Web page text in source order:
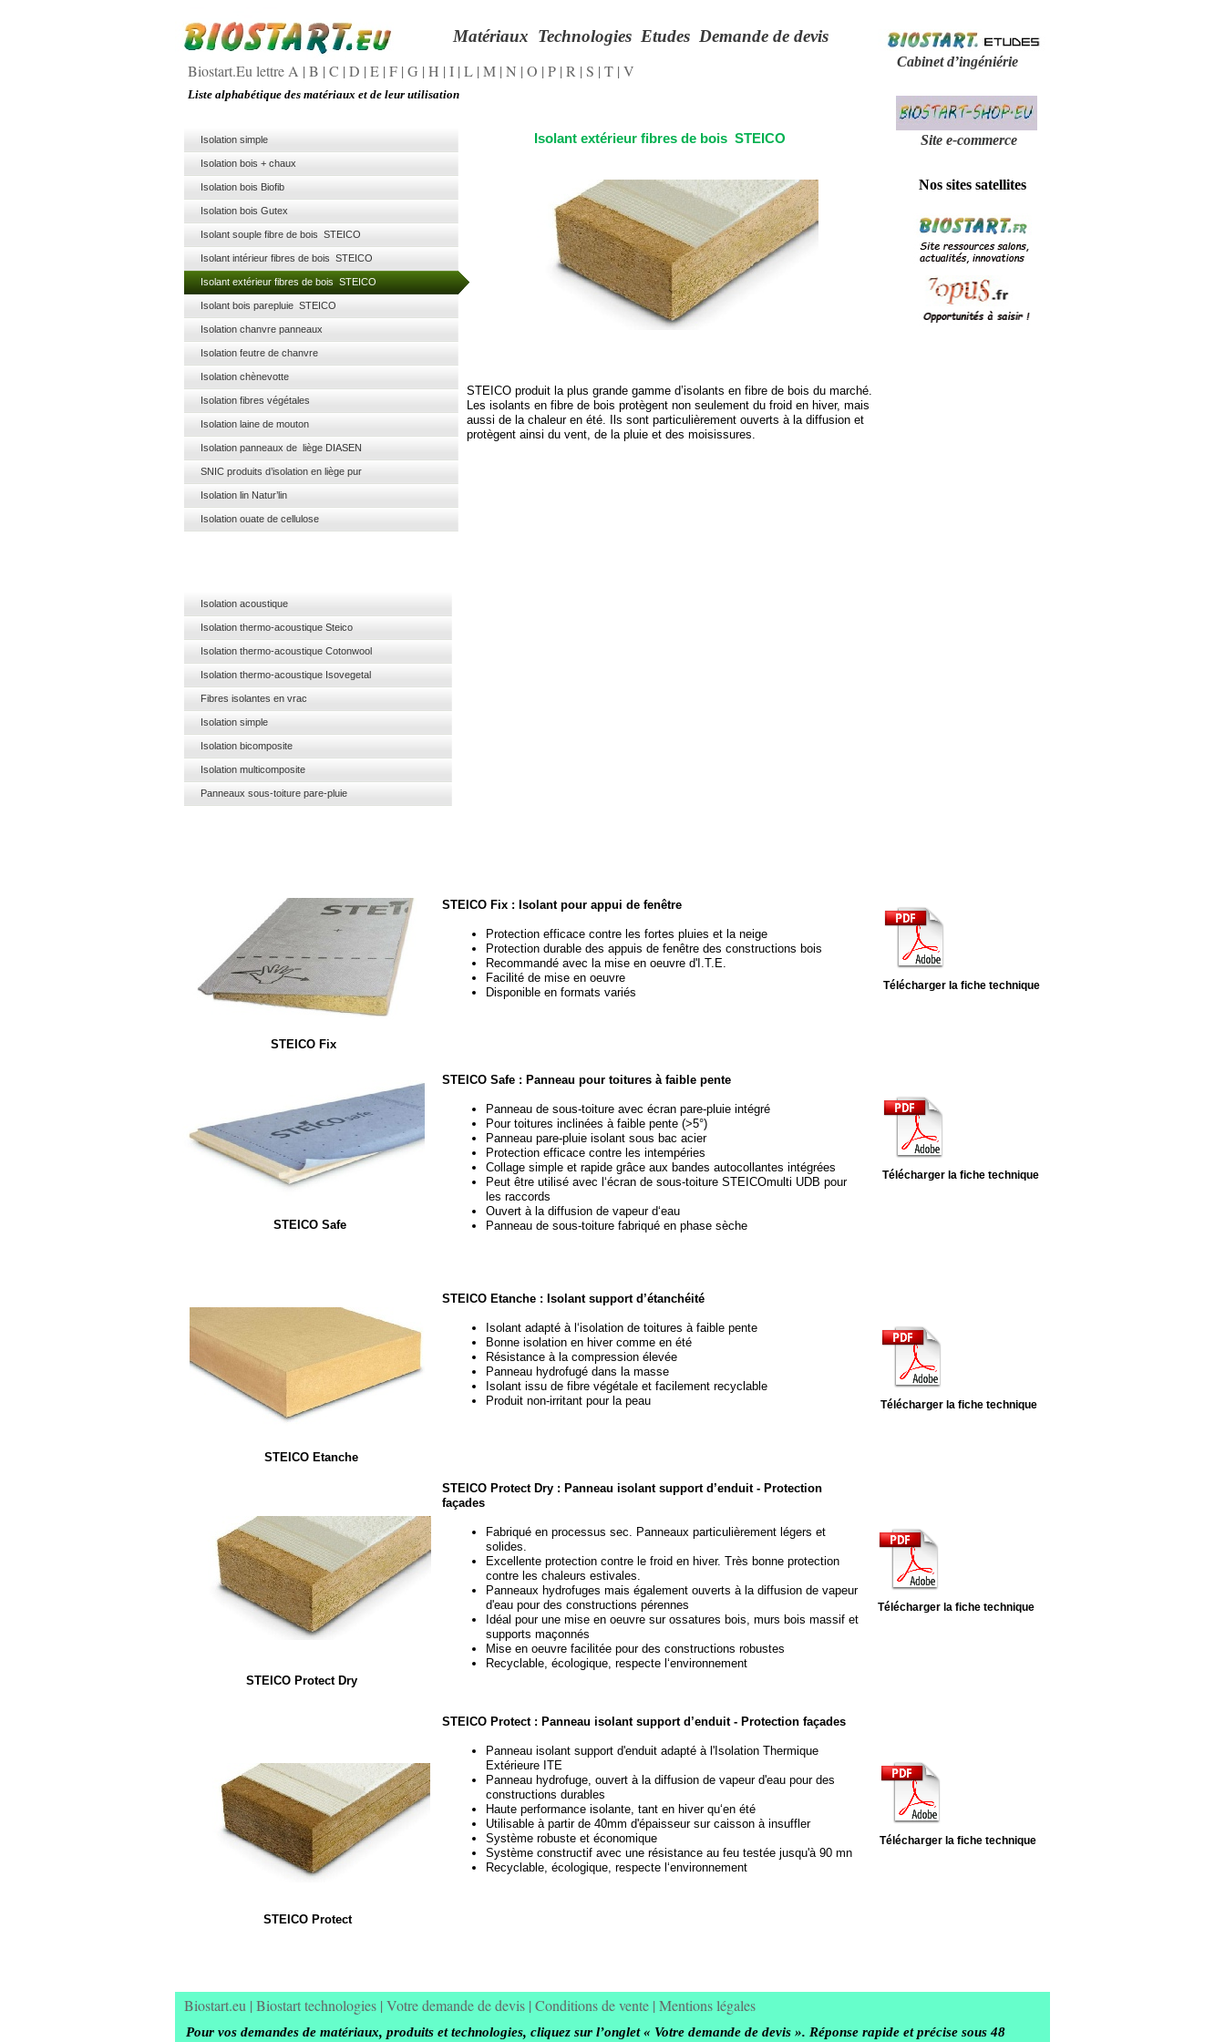
STEICO produit la plus grande gamme d’isolants en fibre de bois du marché.
Les isolants en fibre de bois protègent non seulement du froid en hiver, mais
aussi de la chaleur en été. Ils sont particulièrement ouverts à la diffusion et
protègent ainsi du vent, de la pluie et des moisissures.
Isolation simple
Isolation bois + chaux
Isolation bois Biofib
Isolation bois Gutex
Isolant souple fibre de bois STEICO
Isolant intérieur fibres de bois STEICO
Isolant extérieur fibres de bois STEICO
Isolant bois parepluie STEICO
Isolation chanvre panneaux
Isolation feutre de chanvre
Isolation chènevotte
Isolation fibres végétales
Isolation laine de mouton
Isolation panneaux de liège DIASEN
SNIC produits d’isolation en liège pur
Isolation lin Natur’lin
Isolation ouate de cellulose
Isolant extérieur fibres de bois STEICO
Liste alphabétique des matériaux et de leur utilisation
Biostart.Eu lettre A | B | C | D | E | F | G | H | I | L | M | N | O | P | R | S | T | V
Isolation acoustique
Isolation thermo-acoustique Steico
Isolation thermo-acoustique Cotonwool
Isolation thermo-acoustique Isovegetal
Fibres isolantes en vrac
Isolation simple
Isolation bicomposite
Isolation multicomposite
Panneaux sous-toiture pare-pluie
STEICO Fix : Isolant pour appui de fenêtre
Protection efficace contre les fortes pluies et la neige
Protection durable des appuis de fenêtre des constructions bois
Recommandé avec la mise en oeuvre d'I.T.E.
Facilité de mise en oeuvre
Disponible en formats variés
STEICO Safe : Panneau pour toitures à faible pente
Panneau de sous-toiture avec écran pare-pluie intégré
Pour toitures inclinées à faible pente (>5°)
Panneau pare-pluie isolant sous bac acier
Protection efficace contre les intempéries
Collage simple et rapide grâce aux bandes autocollantes intégrées
Peut être utilisé avec l‘écran de sous-toiture STEICOmulti UDB pour
les raccords
Ouvert à la diffusion de vapeur d‘eau
Panneau de sous-toiture fabriqué en phase sèche
STEICO Etanche : Isolant support d’étanchéité
Isolant adapté à l‘isolation de toitures à faible pente
Bonne isolation en hiver comme en été
Résistance à la compression élevée
Panneau hydrofugé dans la masse
Isolant issu de fibre végétale et facilement recyclable
Produit non-irritant pour la peau
STEICO Protect Dry : Panneau isolant support d’enduit - Protection
façades
Fabriqué en processus sec. Panneaux particulièrement légers et
solides.
Excellente protection contre le froid en hiver. Très bonne protection
contre les chaleurs estivales.
Panneaux hydrofuges mais également ouverts à la diffusion de vapeur
d'eau pour des constructions pérennes
Idéal pour une mise en oeuvre sur ossatures bois, murs bois massif et
supports maçonnés
Mise en oeuvre facilitée pour des constructions robustes
Recyclable, écologique, respecte l‘environnement
STEICO Protect : Panneau isolant support d’enduit - Protection façades
Panneau isolant support d'enduit adapté à l'Isolation Thermique
Extérieure ITE
Panneau hydrofuge, ouvert à la diffusion de vapeur d'eau pour des
constructions durables
Haute performance isolante, tant en hiver qu‘en été
Utilisable à partir de 40mm d'épaisseur sur caisson à insuffler
Système robuste et économique
Système constructif avec une résistance au feu testée jusqu'à 90 mn
Recyclable, écologique, respecte l‘environnement
STEICO Fix
STEICO Safe
STEICO Protect Dry
STEICO Protect
STEICO Etanche
Télécharger la fiche technique
Télécharger la fiche technique
Télécharger la fiche technique
Télécharger la fiche technique
Télécharger la fiche technique
Pour vos demandes de matériaux, produits et technologies, cliquez sur l’onglet « Votre demande de devis ». Réponse rapide et précise sous 48
Biostart.eu | Biostart technologies | Votre demande de devis | Conditions de vente | Mentions légales
Matériaux Technologies Etudes Demande de devis
Cabinet d’ingéniérie
Nos sites satellites
Site e-commerce